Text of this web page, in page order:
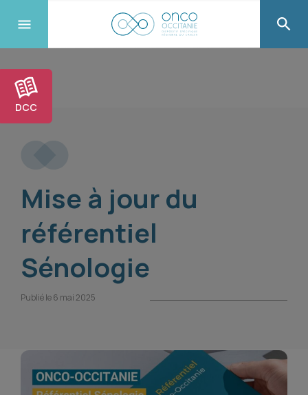
DCC
Mise à jour du
référentiel
Sénologie
Publié le 6 mai 2025